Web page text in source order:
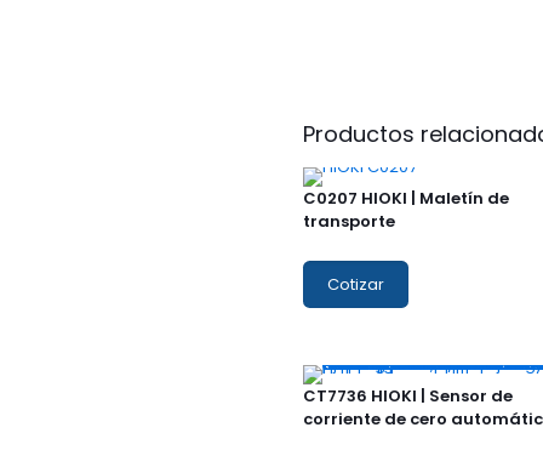
Productos
C0207 HIOKI | Maletín de
transporte
Cotizar
CT7736 HIOKI | Sensor de
corriente de cero